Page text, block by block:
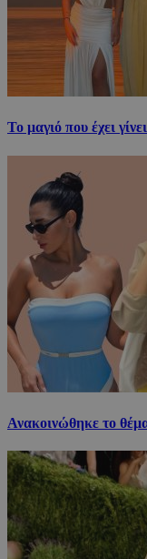
Το μαγιό που έχει
Ανακοινώθηκε το